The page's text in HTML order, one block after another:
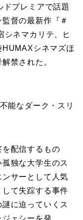
プレミアで話題
督の最新作『＃
シネマカリテ、ヒ
HUMAXシネマズほ
禁された。
能なダーク・スリ
配信するもの
独な大学生のス
サーとして人気
て失踪する事件
に迫っていくス
ェシーを発